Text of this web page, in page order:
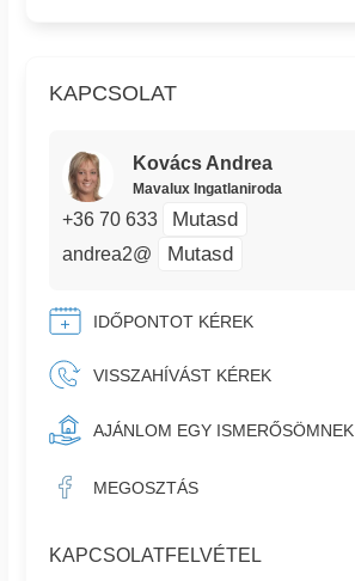
KAPCSOLAT
Kovács Andrea
Mavalux Ingatlaniroda
+36 70 633 Mutasd
andrea2@ Mutasd
IDŐPONTOT KÉREK
VISSZAHÍVÁST KÉREK
AJÁNLOM EGY ISMERŐSÖMNEK
MEGOSZTÁS
KAPCSOLATFELVÉTEL